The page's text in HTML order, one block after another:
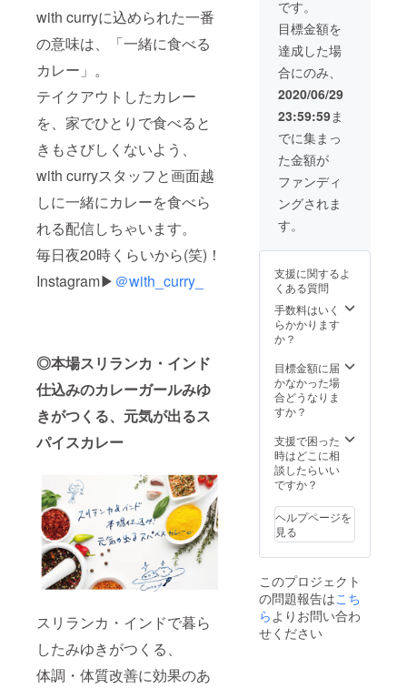
with curryに込められた一番
の意味は、「一緒に食べる
カレー」。
テイクアウトしたカレー
を、家でひとりで食べると
きもさびしくないよう、
with curryスタッフと画面越
しに一緒にカレーを食べら
れる配信しちゃいます。
毎日夜20時くらいから(笑)！
Instagram▶ ＠with_curry_
◎本場スリランカ・インド
仕込みのカレーガールみゆ
きがつくる、元気が出るス
パイスカレー
スリランカ・インドで暮ら
したみゆきがつくる、
体調・体質改善に効果のあ
次お届
けを開
始し、
2020年
7月31日
お届け
しま
す。 ※
災害等
により
営業不
可能と
払い戻
しは致
しませ
ん。
パスで
購入で
きるの
は、カ
レール
ウ1種
類、ラ
イス、
トッピ
ング1種
類まで
です。
それ以
支払い
い。 ※
毎日来
たら約
270,000
！！ ※
フリー
パスの
2020年
8月1日
から
2021年
までで
す。 ※
リター
ンは
7月1日
から順
次お届
けを開
始し、
です。
目標金額を
達成した場
合にのみ、
2020/06/29
23:59:59ま
でに集まっ
た金額が
ファンディ
ングされま
す。
支援に関するよ
くある質問
手数料はいく
らかかります
か？
目標金額に届
かなかった場
合どうなりま
すか？
支援で困った
時はどこに相
談したらいい
ですか？
ヘルプページを
見る
このプロジェクト
の問題報告はこち
らよりお問い合わ
せください